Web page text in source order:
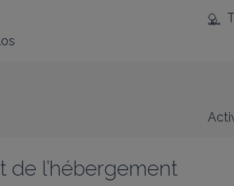
de l’hébergement